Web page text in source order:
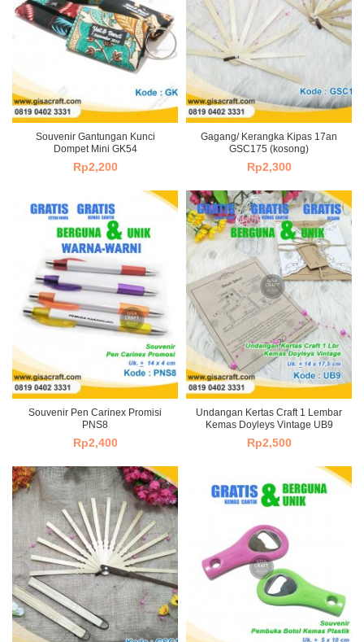
Souvenir Gantungan Kunci
Dompet Mini GK54
Rp2,200
Gagang/ Kerangka Kipas 17an
GSC175 (kosong)
Rp2,300
Souvenir Pen Carinex Promisi
PNS8
Rp2,400
Undangan Kertas Craft 1 Lembar
Kemas Doyleys Vintage UB9
Rp2,500